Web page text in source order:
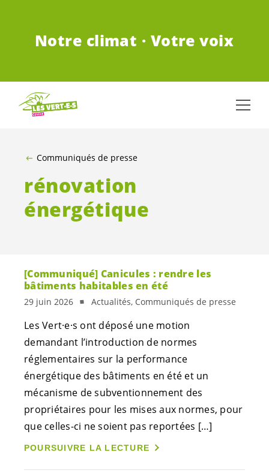
Notre climat · Votre voix
Communiqués de presse
rénovation
énergétique
[Communiqué] Canicules : rendre les
bâtiments habitables en été
29 juin 2026 Actualités, Communiqués de presse
Les Vert·e·s ont déposé une motion
demandant l’introduction de normes
réglementaires sur la performance
énergétique des bâtiments en été et un
mécanisme de subventionnement des
propriétaires pour les mises aux normes, pour
que celles-ci ne soient pas reportées […]
POURSUIVRE LA LECTURE